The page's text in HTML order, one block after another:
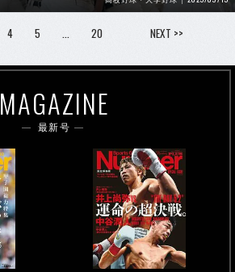
4 5 20 NEXT >>
MAGAZINE
最新号